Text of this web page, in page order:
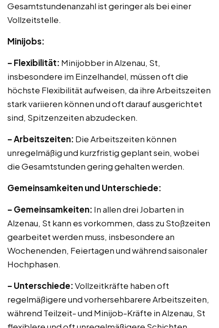
Gesamtstundenanzahl ist geringer als bei einer
Vollzeitstelle.
Minijobs:
– Flexibilität: Minijobber in Alzenau, St,
insbesondere im Einzelhandel, müssen oft die
höchste Flexibilität aufweisen, da ihre Arbeitszeiten
stark variieren können und oft darauf ausgerichtet
sind, Spitzenzeiten abzudecken.
– Arbeitszeiten: Die Arbeitszeiten können
unregelmäßig und kurzfristig geplant sein, wobei
die Gesamtstunden gering gehalten werden.
Gemeinsamkeiten und Unterschiede:
– Gemeinsamkeiten: In allen drei Jobarten in
Alzenau, St kann es vorkommen, dass zu Stoßzeiten
gearbeitet werden muss, insbesondere an
Wochenenden, Feiertagen und während saisonaler
Hochphasen.
– Unterschiede:Vollzeitkräfte haben oft
regelmäßigere und vorhersehbarere Arbeitszeiten,
während Teilzeit- und Minijob-Kräfte in Alzenau, St